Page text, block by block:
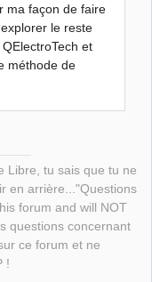
ma façon de faire
le reste
et
méthode de
Libre, tu sais que tu ne
en arrière..."Questions
forum and will NOT
questions concernant
ce forum et ne
!